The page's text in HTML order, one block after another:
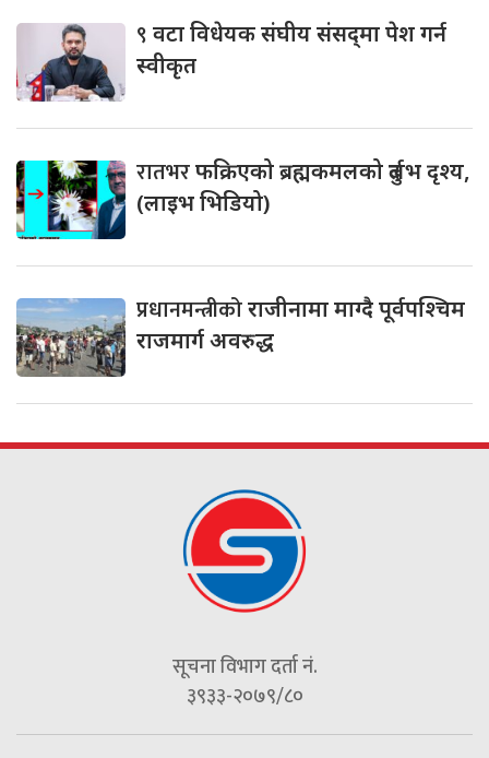
९ वटा विधेयक संघीय संसद्‌मा पेश गर्न
स्वीकृत
रातभरफक्रिएको ब्रह्मकमलको दुर्लभ दृश्य,
(लाइभ भिडियो)
प्रधानमन्त्रीकोराजीनामा माग्दै पूर्वपश्चिम
राजमार्ग अवरुद्ध
सूचना विभाग दर्ता नं.
३९३३-२०७९/८०